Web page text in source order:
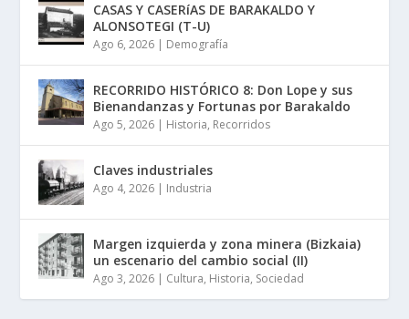
CASAS Y CASERíAS DE BARAKALDO Y
ALONSOTEGI (T-U)
Ago 6, 2026 | Demografía
RECORRIDO HISTÓRICO 8: Don Lope y sus
Bienandanzas y Fortunas por Barakaldo
Ago 5, 2026 | Historia, Recorridos
Claves industriales
Ago 4, 2026 | Industria
Margen izquierda y zona minera (Bizkaia)
un escenario del cambio social (II)
Ago 3, 2026 | Cultura, Historia, Sociedad